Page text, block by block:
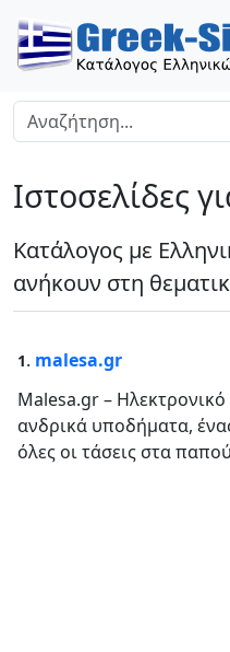
Ιστοσελίδες
Κατάλογος με
ανήκουν στη
1. malesa.gr
Malesa.gr –
ανδρικά υποδήματα,
όλες οι τάσεις στα